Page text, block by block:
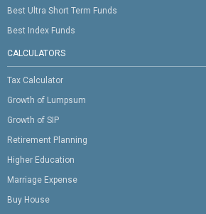
Best Ultra Short Term Funds
Best Index Funds
CALCULATORS
Tax Calculator
Growth of Lumpsum
Growth of SIP
Retirement Planning
Higher Education
Marriage Expense
Buy House